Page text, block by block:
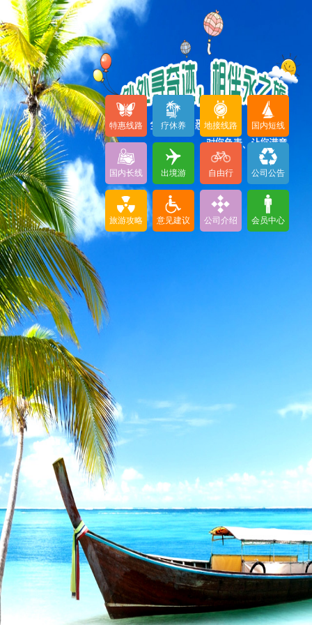
特惠线路 疗休养 地接线路 国内短线
国内长线 出境游 自由行 公司公告
旅游攻略 意见建议 公司介绍 会员中心